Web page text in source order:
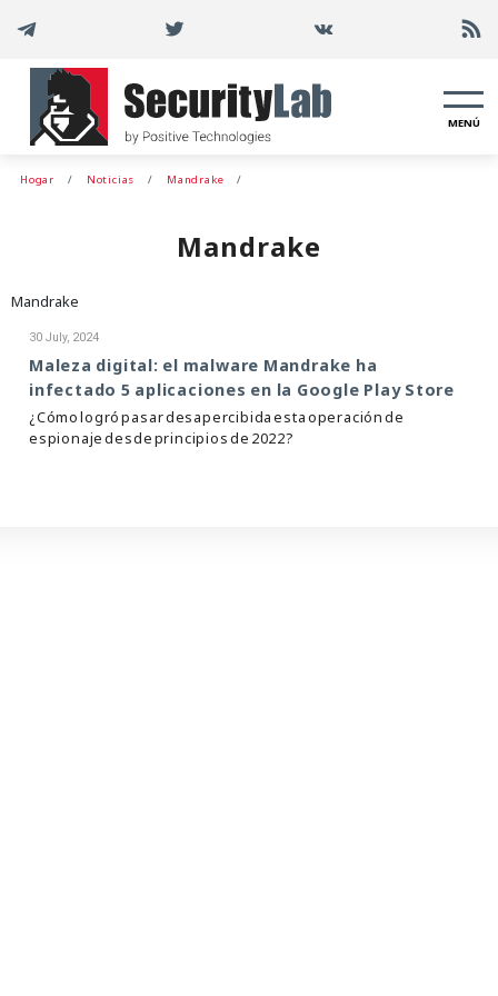
MENÚ
Hogar Noticias Mandrake
Mandrake
Mandrake
30 July, 2024
Maleza digital: el malware Mandrake ha
infectado 5 aplicaciones en la Google Play Store
¿Cómo logró pasar desapercibida esta operación de
espionaje desde principios de 2022?